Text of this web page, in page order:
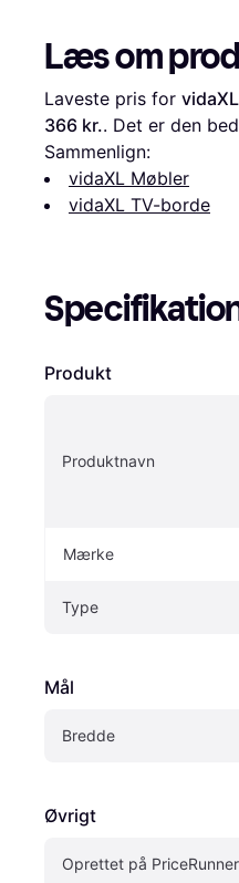
Læs om
Laveste pris for
366 kr.. Det er den
Sammenlign:
vidaXL Møbler
vidaXL TV-borde
Produkt
Produktnavn
Mærke
Type
Mål
Bredde
Øvrigt
Oprettet på PriceRunner